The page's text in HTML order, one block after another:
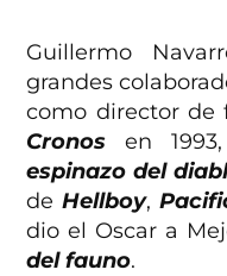
Guillermo
grandes
como director de
Cronos en
espinazo del
deHellboy,
dio el Oscar a
del fauno.